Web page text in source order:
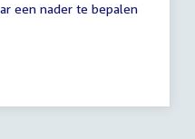
een nader te bepalen